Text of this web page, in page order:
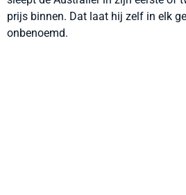
prijs binnen. Dat laat hij zelf in elk
onbenoemd.